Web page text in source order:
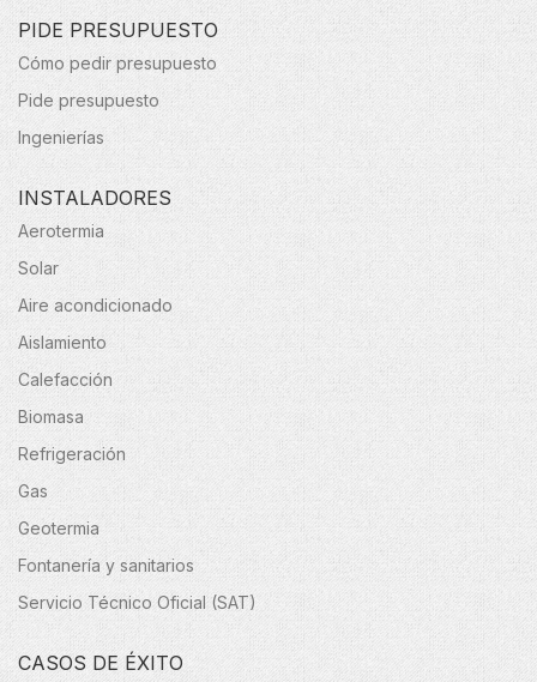
PIDE PRESUPUESTO
Cómo pedir presupuesto
Pide presupuesto
Ingenierías
INSTALADORES
Aerotermia
Solar
Aire acondicionado
Aislamiento
Calefacción
Biomasa
Refrigeración
Gas
Geotermia
Fontanería y sanitarios
Servicio Técnico Oficial (SAT)
CASOS DE ÉXITO